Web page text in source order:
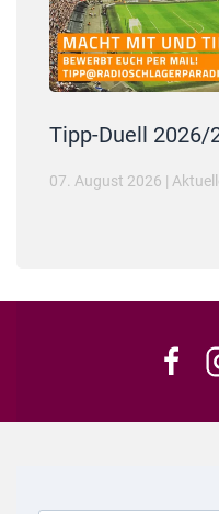
Tipp-Duell 2026/
07. August 2026 |